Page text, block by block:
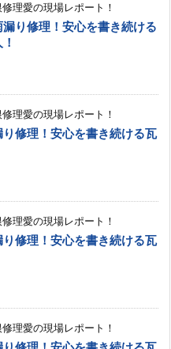
理愛の現場レポート！
り修理！安心を書き続ける
理愛の現場レポート！
り修理！安心を書き続ける瓦
理愛の現場レポート！
修理！安心を書き続ける瓦
理愛の現場レポート！